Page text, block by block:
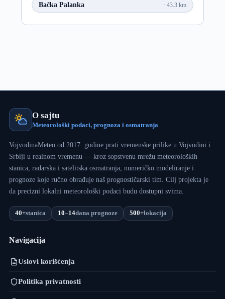
Bačka Palanka 43.3 km
O sajtu
Meteorološki podaci, prognoza i osmatranja
VojvodinaMeteo od 2017. godine prati vremenske prilike u Vojvodini i
Srbiji u realnom vremenu — kroz sopstvenu mrežu meteoroloških
stanica, radarska i satelitska osmatranja, numeričko modeliranje i
prognoze koje ručno obrađuje naš prognostičarski tim. Cilj projekta je
da precizni lokalni meteorološki podaci budu dostupni svima.
40+stanica 10–14dana prognoze 500+lokacija
Navigacija
Uslovi korišćenja
Politika privatnosti